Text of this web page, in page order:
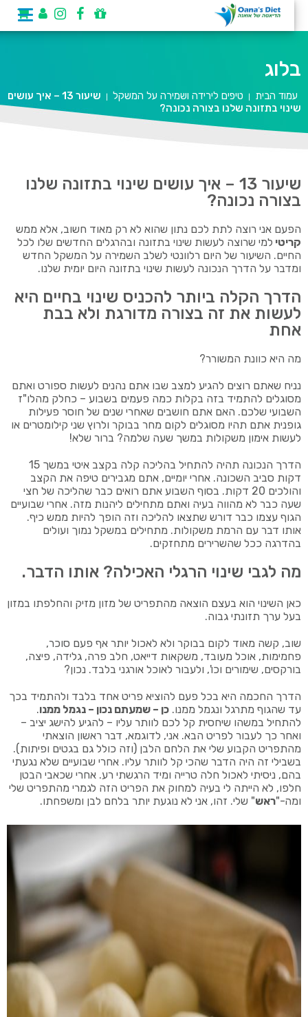
בלוג
עמוד הבית | טיפים לירידה ושמירה על המשקל |
שיעור 13 – איך עושים
שינוי בתזונה שלנו בצורה נכונה?
שיעור 13 – איך עושים שינוי בתזונה שלנו
בצורה נכונה?
הפעם אני רוצה לתת לכם נתון שהוא לא רק מאוד חשוב, אלא ממש
קריטילמי שרוצה לעשות שינוי בתזונה ובהרגלים החדשים שלו לכל
החיים. השיעור של היום רלוונטי לשלב השמירה על המשקל החדש
ומדבר על הדרך הנכונה לעשות שינוי בתזונה היום יומית שלנו.
הדרך הקלה ביותר להכניס שינוי בחיים היא
לעשות את זה בצורה מדורגת ולא בבת
אחת
מה היא כוונת המשורר?
נניח שאתם רוצים להגיע למצב שבו אתם נהנים לעשות ספורט ואתם
מסוגלים להתמיד בזה בקלות כמה פעמים בשבוע – כחלק מהלו"ז
השבועי שלכם. האם אתם חושבים שאחרי שנים של חוסר פעילות
גופנית אתם תהיו מסוגלים לקום מחר בבוקר ולרוץ שני קילומטרים או
לעשות אימון משקולות במשך שעה שלמה? ברור שלא!
הדרך הנכונה תהיה להתחיל בהליכה קלה בקצב איטי במשך 15
דקות סביב השכונה. אחרי יומיים, אתם מגבירים טיפה את הקצב
והולכים 20 דקות. בסוף השבוע אתם רואים כבר שהליכה של חצי
שעה כבר לא מהווה בעיה ואתם מתחילים ליהנות מזה. אחרי שבועיים
הגוף עצמו כבר דורש שתצאו להליכה וזה הופך להיות ממש כיף.
אותו דבר עם הרמת משקולות. מתחילים במשקל נמוך ועולים
בהדרגה ככל שהשרירים מתחזקים.
מה לגבי שינוי הרגלי האכילה? אותו הדבר.
כאן השינוי הוא בעצם הוצאה מהתפריט של מזון מזיק והחלפתו במזון
בעל ערך תזונתי גבוה.
שוב, קשה מאוד לקום בבוקר ולא לאכול יותר אף פעם סוכר,
פחמימות, אוכל מעובד, משקאות דייאט, חלב פרה, גלידה, פיצה,
בורקסים, שימורים וכו', ולעבור לאוכל אורגני בלבד. נכון?
הדרך החכמה היא בכל פעם להוציא פריט אחד בלבד ולהתמיד בכך
עד שהגוף מתרגל ונגמל ממנו.כן – שמעתם נכון – נגמל ממנו.
להתחיל במשהו שיחסית קל לכם לוותר עליו – להגיע להישג יציב –
ואחר כך לעבור לפריט הבא. אני, לדוגמא, דבר ראשון הוצאתי
מהתפריט הקבוע שלי את הלחם הלבן (וזה כולל גם בגטים ופיתות).
בשבילי זה היה הדבר שהכי קל לוותר עליו. אחרי שבועיים שלא נגעתי
בהם, ניסיתי לאכול חלה טרייה ומיד הרגשתי רע. אחרי שכאבי הבטן
חלפו, לא הייתה לי בעיה למחוק את הפריט הזה לגמרי מהתפריט שלי
ומה-"ראש" שלי. זהו, אני לא נוגעת יותר בלחם לבן ומשפחתו.